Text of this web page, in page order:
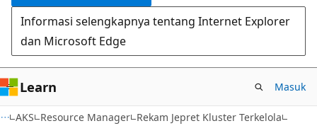
Informasi selengkapnya tentang Internet Explorer
dan Microsoft Edge
Learn Masuk
AKS Resource Manager Rekam Jepret Kluster Terkelola